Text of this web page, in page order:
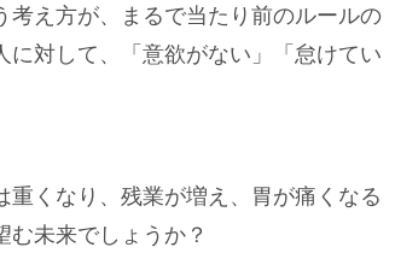
考え方が、まるで当たり前のルールの
対して、「意欲がない」「怠けてい
くなり、残業が増え、胃が痛くなる
未来でしょうか？